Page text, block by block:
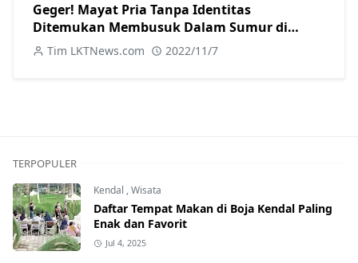
Geger! Mayat Pria Tanpa Identitas
Ditemukan Membusuk Dalam Sumur di
Pegandon Kendal
Tim LKTNews.com 2022/11/7
TERPOPULER
Kendal ,Wisata
Daftar Tempat Makan di Boja Kendal Paling
Enak dan Favorit
Jul 4, 2025